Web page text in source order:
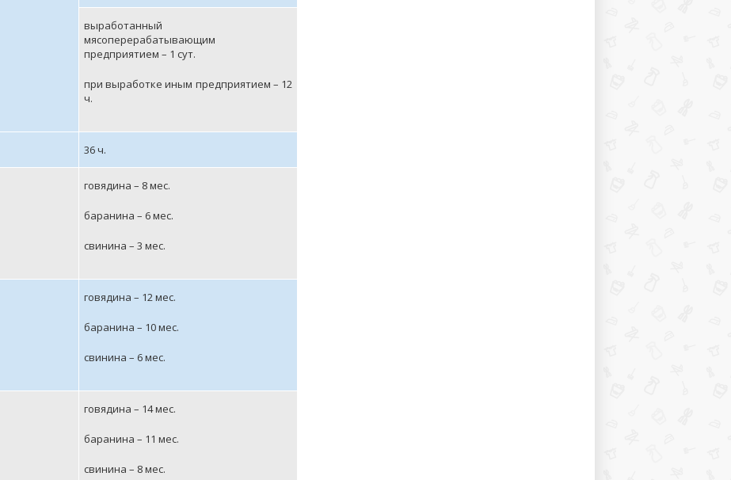
выработанный
мясоперерабатывающим
предприятием – 1 сут.
при выработке иным предприятием – 12
ч.
36 ч.
говядина – 8 мес.
баранина – 6 мес.
свинина – 3 мес.
говядина – 12 мес.
баранина – 10 мес.
свинина – 6 мес.
говядина – 14 мес.
баранина – 11 мес.
свинина – 8 мес.